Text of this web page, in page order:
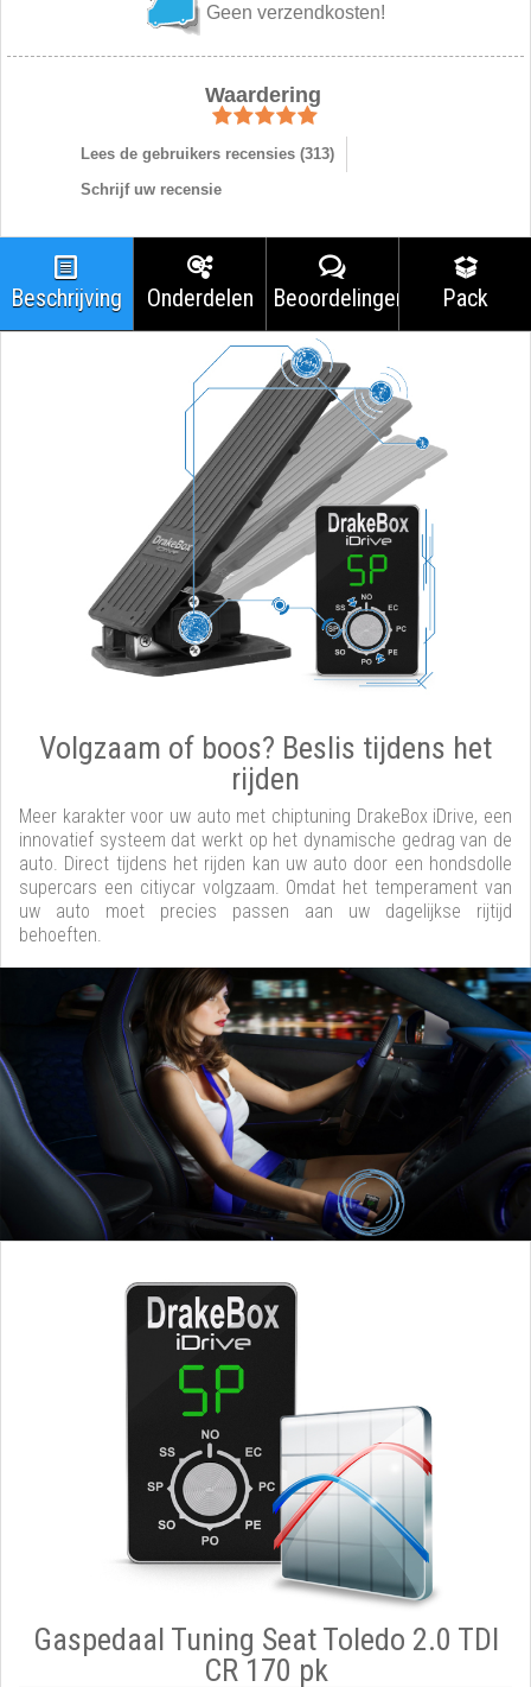
Geen verzendkosten!
Waardering
Lees de gebruikers recensies (313)
Schrijf uw recensie
Beschrijving Onderdelen Beoordelingen Pack
Volgzaam of boos? Beslis tijdens het
rijden
Meer karakter voor uw auto met chiptuning DrakeBox iDrive, een
innovatief systeem dat werkt op het dynamische gedrag van de
auto. Direct tijdens het rijden kan uw auto door een hondsdolle
supercars een citiycar volgzaam. Omdat het temperament van
uw auto moet precies passen aan uw dagelijkse rijtijd
behoeften.
Gaspedaal Tuning Seat Toledo 2.0 TDI
CR 170 pk